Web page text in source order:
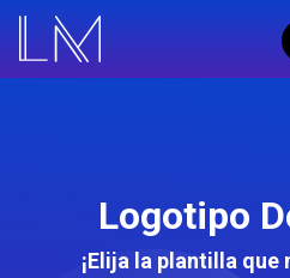
Logotipo
¡Elija la plantilla que